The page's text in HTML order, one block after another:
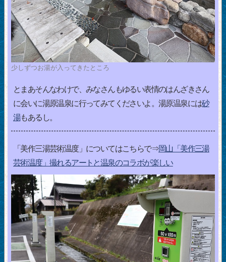
少しずつお湯が入ってきたところ
とまあそんなわけで、みなさんもゆるい表情のはんざきさん
に会いに湯原温泉に行ってみてくださいよ。湯原温泉には砂
湯もあるし。
「美作三湯芸術温度」についてはこちらで⇒岡山「美作三湯
芸術温度」撮れるアートと温泉のコラボが楽しい